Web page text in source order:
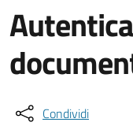
Condividi